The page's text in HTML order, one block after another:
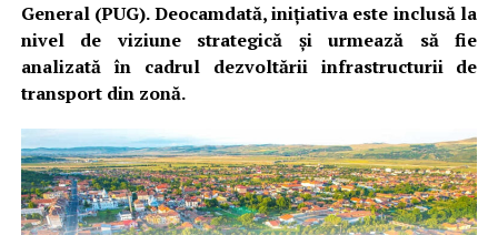
General (PUG). Deocamdată, inițiativa este inclusă la
nivel de viziune strategică și urmează să fie
analizată în cadrul dezvoltării infrastructurii de
transport din zonă.